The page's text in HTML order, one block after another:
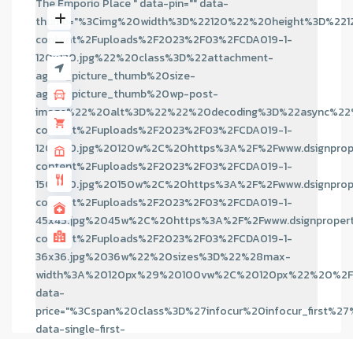
The Emporio Place " data-pin="" data-
content%2Fuploads%2F2023%2F03%2FCDA019-1-
120x120.jpg%22%20class%3D%22attachment-
agent_picture_thumb%20size-
agent_picture_thumb%20wp-post-
content%2Fuploads%2F2023%2F03%2FCDA019-1-
content%2Fuploads%2F2023%2F03%2FCDA019-1-
content%2Fuploads%2F2023%2F03%2FCDA019-1-
content%2Fuploads%2F2023%2F03%2FCDA019-1-
36x36.jpg%2036w%22%20sizes%3D%22%28max-
data-
data-single-first-